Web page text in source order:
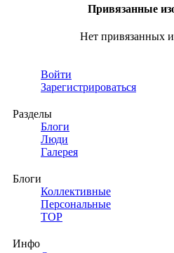
Привязанные
Нет привязанных
Войти
Зарегистрироваться
Разделы
Блоги
Люди
Галерея
Блоги
Коллективные
Персональные
TOP
Инфо